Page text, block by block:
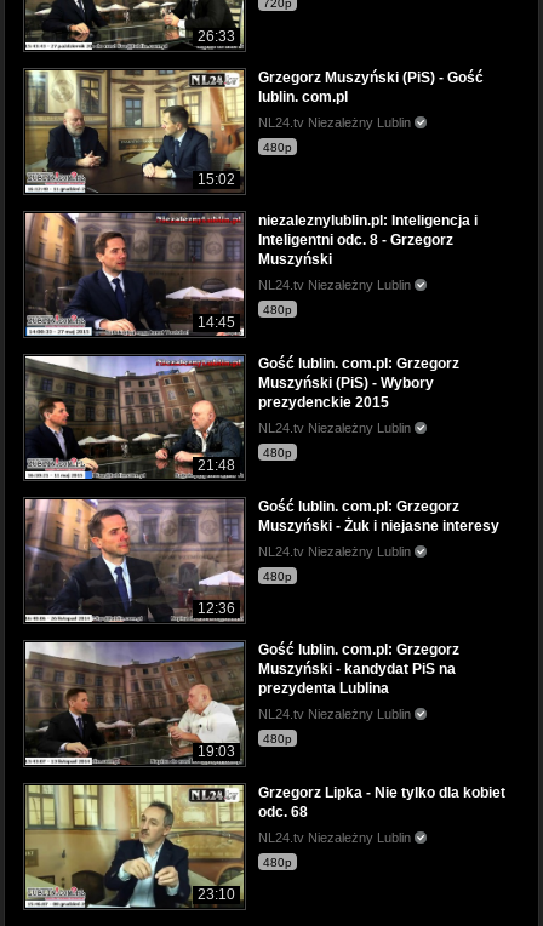
26:33
720p
15:02
Grzegorz Muszyński (PiS) - Gość
lublin. com.pl
NL24.tv Niezależny Lublin
480p
14:45
niezaleznylublin.pl: Inteligencja i
Inteligentni odc. 8 - Grzegorz
Muszyński
NL24.tv Niezależny Lublin
480p
21:48
Gość lublin. com.pl: Grzegorz
Muszyński (PiS) - Wybory
prezydenckie 2015
NL24.tv Niezależny Lublin
480p
12:36
Gość lublin. com.pl: Grzegorz
Muszyński - Żuk i niejasne interesy
NL24.tv Niezależny Lublin
480p
19:03
Gość lublin. com.pl: Grzegorz
Muszyński - kandydat PiS na
prezydenta Lublina
NL24.tv Niezależny Lublin
480p
23:10
Grzegorz Lipka - Nie tylko dla kobiet
odc. 68
NL24.tv Niezależny Lublin
480p